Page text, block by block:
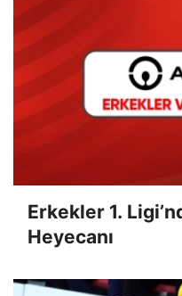
Erkekler 1.
Heyecanı